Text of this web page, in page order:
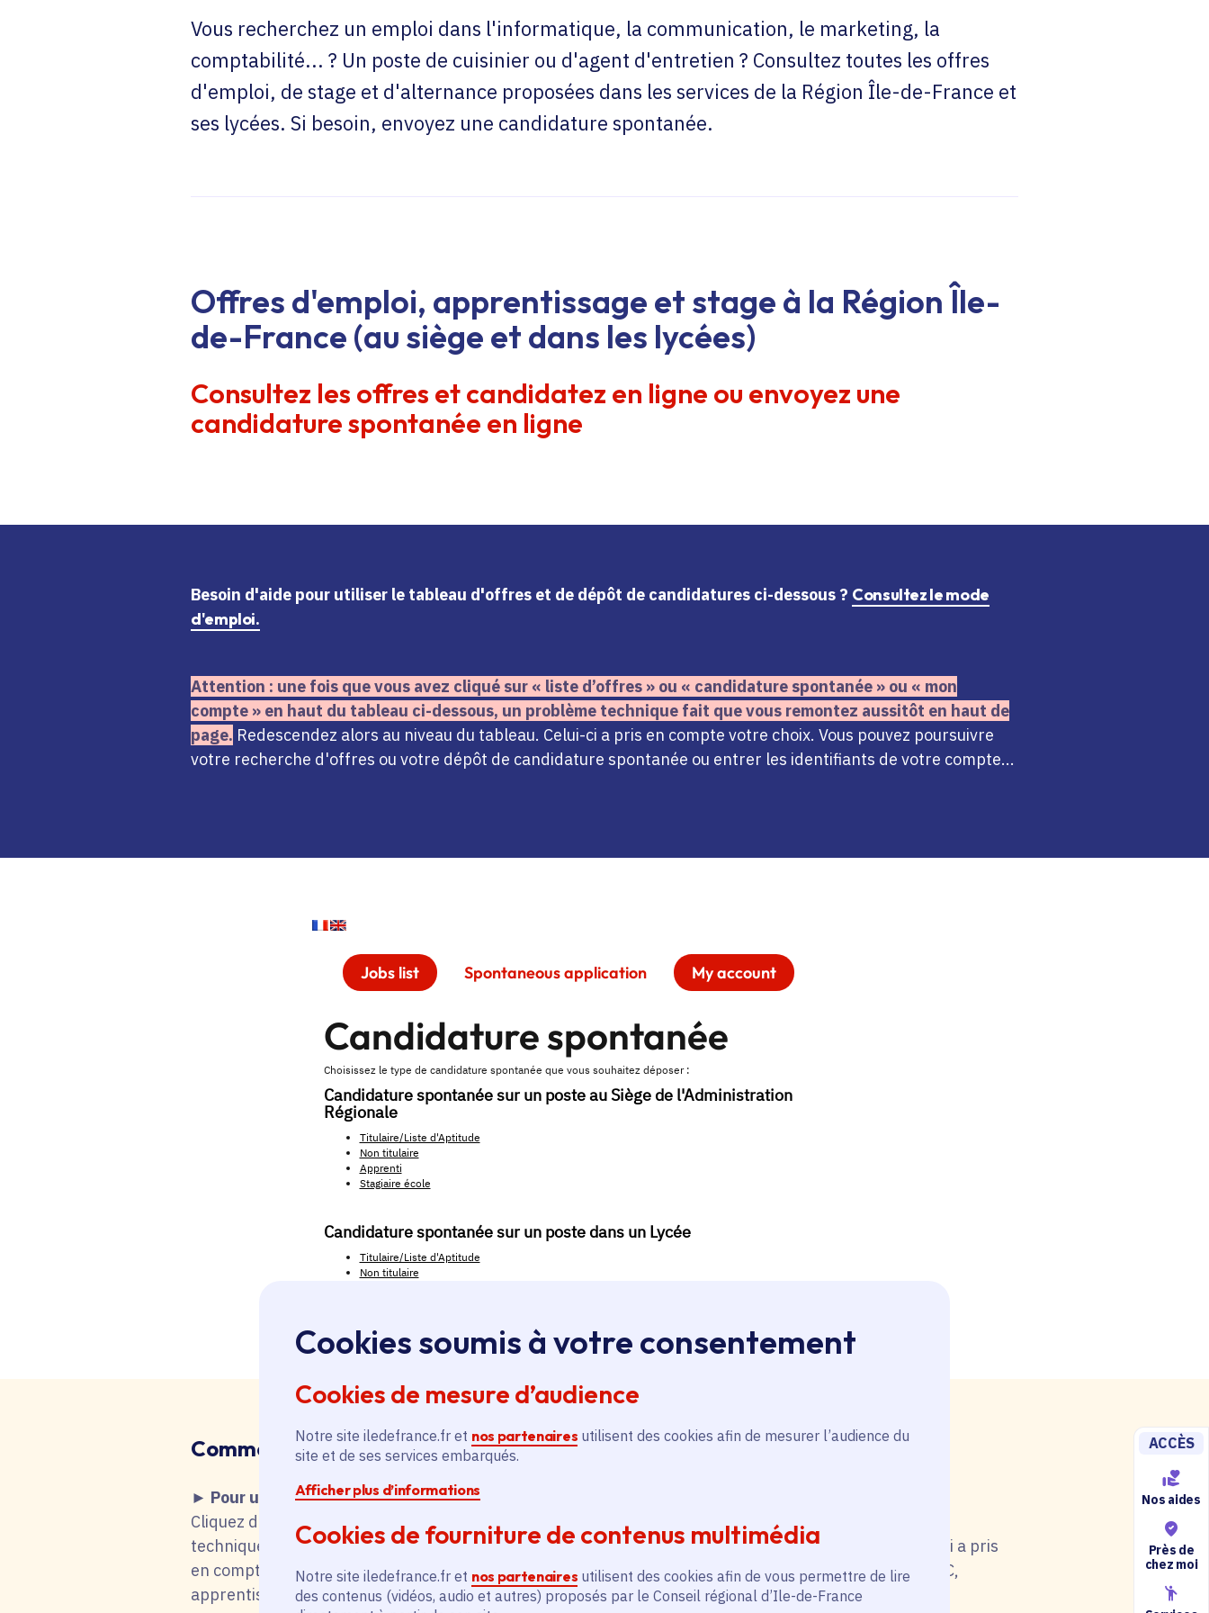
Cookies soumis à votre consentement
Cookies de mesure d’audience
Notre site iledefrance.fr et nos partenaires utilisent des cookies afin de mesurer l’audience du
site et de ses services embarqués.
Afficher plus d’informations
Cookies de fourniture de contenus multimédia
Notre site iledefrance.fr et nos partenaires utilisent des cookies afin de vous permettre de lire
des contenus (vidéos, audio et autres) proposés par le Conseil régional d’Ile-de-France
ACCÈS
Nos aides
Près de
chez moi
Vous recherchez un emploi dans l'informatique, la communication, le marketing, la
comptabilité... ? Un poste de cuisinier ou d'agent d'entretien ? Consultez toutes les offres
d'emploi, de stage et d'alternance proposées dans les services de la Région Île-de-France et
ses lycées. Si besoin, envoyez une candidature spontanée.
Offres d'emploi, apprentissage et stage à la Région Île-
de-France (au siège et dans les lycées)
Consultez les offres et candidatez en ligne ou envoyez une
candidature spontanée en ligne
Besoin d'aide pour utiliser le tableau d'offres et de dépôt de candidatures ci-dessous ? Consultez le mode
d'emploi.
Attention : une fois que vous avez cliqué sur « liste d’offres » ou « candidature spontanée » ou « mon
compte » en haut du tableau ci-dessous, un problème technique fait que vous remontez aussitôt en haut de
page. Redescendez alors au niveau du tableau. Celui-ci a pris en compte votre choix. Vous pouvez poursuivre
votre recherche d'offres ou votre dépôt de candidature spontanée ou entrer les identifiants de votre compte...
Comment faire?
► Pour une recherche d'emploi, apprentissage, stage
Cliquez dans le tableau ci-dessus sur le bouton « Liste d'offres » pour qu'il soit en rouge. Une anomalie
technique fait que vous remontez aussitôt en haut de page. Redescendez au niveau du tableau. Celui-ci a pris
en compte votre choix. Vous pouvez alors faire une recherche par catégorie (emploi de catégorie A/B/C,
apprentissage, stage), mot-clé, filière et département (75, 77, 78, 91, 92, 93, 94, 95).